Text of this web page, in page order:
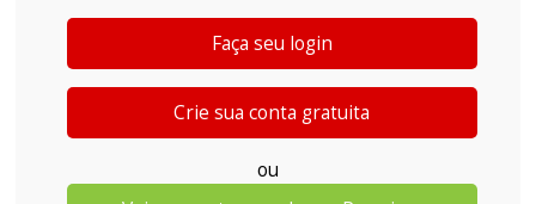
Faça seu login
Crie sua conta gratuita
ou